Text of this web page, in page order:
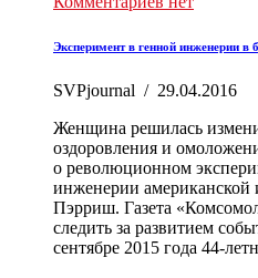
Эксперимент в генной инженерии
SVPjournal / 29.04.2016
Женщина решилась
оздоровления и
о революционном
инженерии американской
Пэрриш. Газета
следить за развитием
сентябре 2015 года 44-